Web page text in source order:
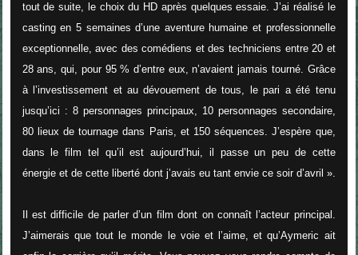
tout de suite, le choix du HD après quelques essaie. J’ai réalisé le
casting en 5 semaines d’une aventure humaine et professionnelle
exceptionnelle, avec des comédiens et des techniciens entre 20 et
28 ans, qui, pour 95 % d’entre eux, n’avaient jamais tourné. Grâce
à l’investissement et au dévouement de tous, le pari a été tenu
jusqu’ici : 8 personnages principaux, 10 personnages secondaire,
80 lieux de tournage dans Paris, et 150 séquences. J’espère que,
dans le film tel qu’il est aujourd’hui, il passe un peu de cette
énergie et de cette liberté dont j’avais eu tant envie ce soir d’avril ».
Il est difficile de parler d’un film dont on connaît l’acteur principal.
J’aimerais que tout le monde le voie et l’aime, et qu’Aymeric ait